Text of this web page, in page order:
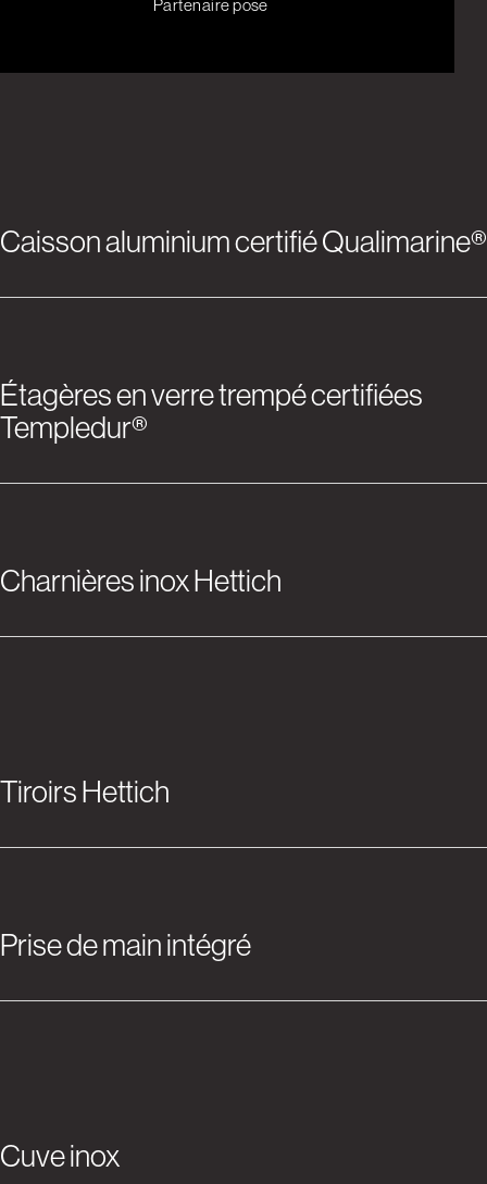
Partenaire pose
Caisson aluminium certifié Qualimarine®
Étagères en verre trempé certifiées
Templedur®
Charnières inox Hettich
Tiroirs Hettich
Prise de main intégré
Cuve inox